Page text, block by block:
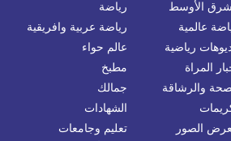
الأوسط
رياضة
عالمية
رياضة عربية وافريقية
رياضية
عالم حواء
المراة
مطبخ
والرشاقة
جمالك
الشهادات
الصور
تعليم وجامعات